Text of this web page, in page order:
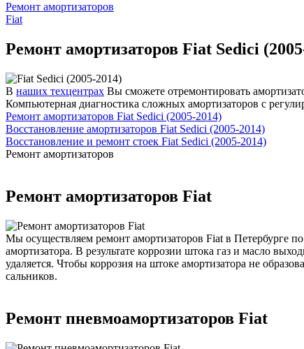
Ремонт амортизаторов
Fiat
Ремонт амортизаторов Fiat Sedici
В наших техцентрах Вы сможете отремонтировать
Компьютерная диагностика сложных амортизаторов с
Ремонт амортизаторов Fiat Sedici (2005-2014)
Восстановление амортизаторов Fiat Sedici (2005-2014)
Восстановление и ремонт стоек Fiat Sedici (2005-2014)
Ремонт амортизаторов
Ремонт амортизаторов Fiat
Мы осуществляем ремонт амортизаторов Fiat в Петербурге
амортизатора. В результате коррозии штока газ и масло
удаляется. Чтобы коррозия на штоке амортизатора не
сальников.
Ремонт пневмоамортизаторов Fiat